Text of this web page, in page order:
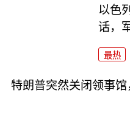
以色
话，
最热
特朗普突然关闭领事